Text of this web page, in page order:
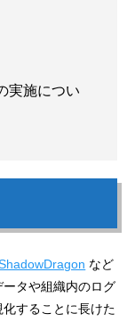
実施につい
など
タや組織内のログ
することに長けた